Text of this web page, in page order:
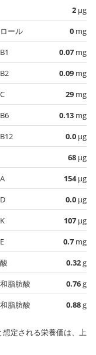
2 µg
ール
0 mg
0.07 mg
0.09 mg
29 mg
0.13 mg
0.0 µg
68 µg
154µg
0.0 µg
107 µg
0.7 mg
0.32g
脂肪酸
0.76g
脂肪酸
0.88g
定される栄養価は、上